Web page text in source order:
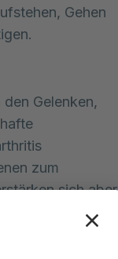
Gehen
Gelenken,
zum
sich aber